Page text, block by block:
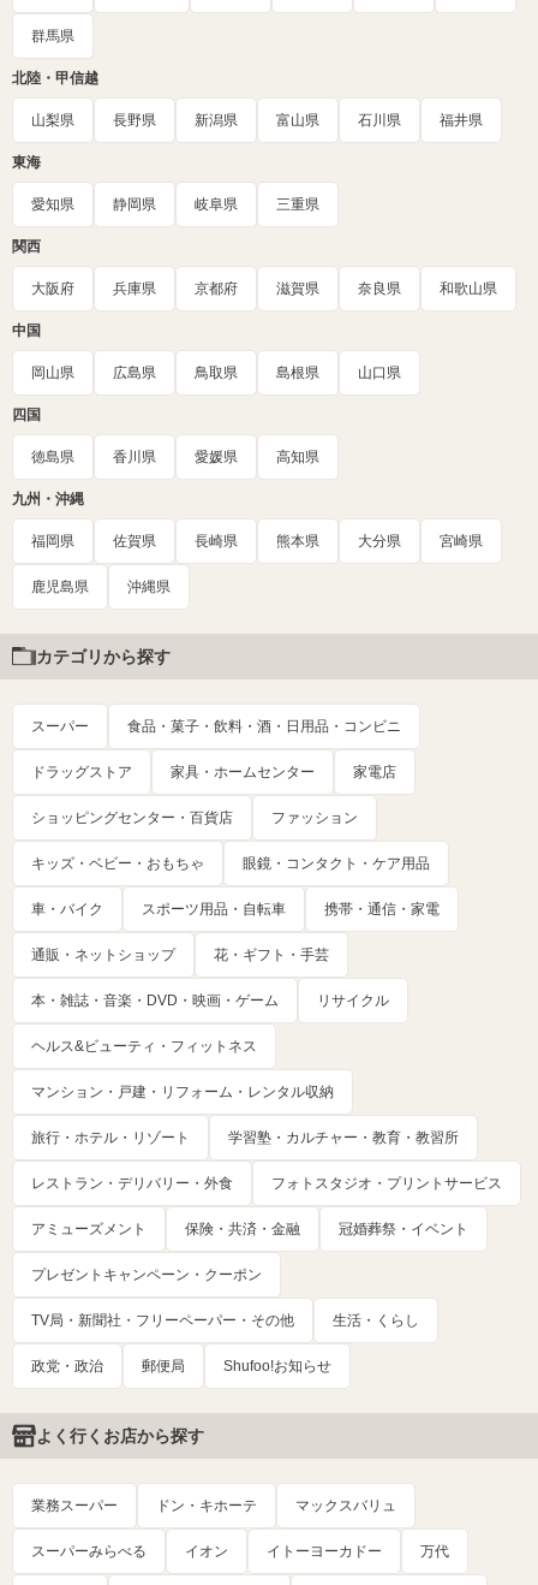
群馬県
北陸・甲信越
山梨県 長野県 新潟県 富山県 石川県 福井県
東海
愛知県 静岡県 岐阜県 三重県
関西
大阪府 兵庫県 京都府 滋賀県 奈良県 和歌山県
中国
岡山県 広島県 鳥取県 島根県 山口県
四国
徳島県 香川県 愛媛県 高知県
九州・沖縄
福岡県 佐賀県 長崎県 熊本県 大分県 宮崎県
鹿児島県 沖縄県
カテゴリから探す
スーパー 食品・菓子・飲料・酒・日用品・コンビニ
ドラッグストア 家具・ホームセンター 家電店
ショッピングセンター・百貨店 ファッション
キッズ・ベビー・おもちゃ 眼鏡・コンタクト・ケア用品
車・バイク スポーツ用品・自転車 携帯・通信・家電
通販・ネットショップ 花・ギフト・手芸
本・雑誌・音楽・DVD・映画・ゲーム リサイクル
ヘルス&ビューティ・フィットネス
マンション・戸建・リフォーム・レンタル収納
旅行・ホテル・リゾート 学習塾・カルチャー・教育・教習所
レストラン・デリバリー・外食 フォトスタジオ・プリントサービス
アミューズメント 保険・共済・金融 冠婚葬祭・イベント
プレゼントキャンペーン・クーポン
TV局・新聞社・フリーペーパー・その他 生活・くらし
政党・政治 郵便局 Shufoo!お知らせ
よく行くお店から探す
業務スーパー ドン・キホーテ マックスバリュ
スーパーみらべる イオン イトーヨーカドー 万代